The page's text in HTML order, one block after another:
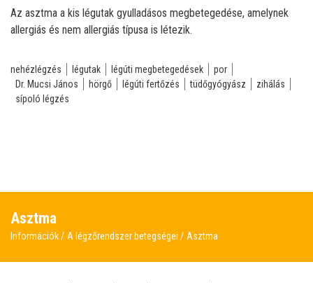
Az asztma a kis légutak gyulladásos megbetegedése, amelynek
allergiás és nem allergiás típusa is létezik.
nehézlégzés légutak légúti megbetegedések
por
Dr. Mucsi János
hörgő légúti fertőzés tüdőgyógyász
zihálás
sípoló légzés
Asztma
Információk A légzőrendszer betegségei Asztma